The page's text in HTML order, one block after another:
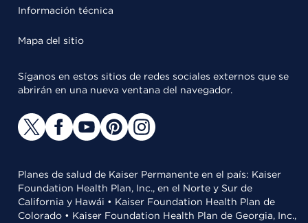
Información técnica
Mapa del sitio
Síganos en estos sitios de redes sociales externos que se
abrirán en una nueva ventana del navegador.
Planes de salud de Kaiser Permanente en el país: Kaiser
Foundation Health Plan, Inc., en el Norte y Sur de
California y Hawái • Kaiser Foundation Health Plan de
Colorado • Kaiser Foundation Health Plan de Georgia, Inc.,